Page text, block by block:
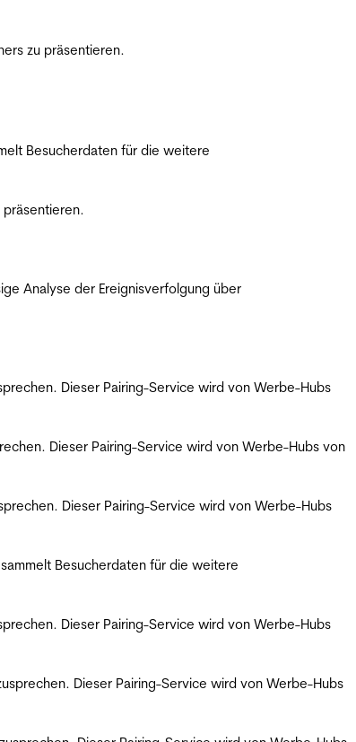
zu präsentieren.
Besucherdaten für die weitere
Analyse der Ereignisverfolgung über
Dieser Pairing-Service wird von Werbe-Hubs
Dieser Pairing-Service wird von Werbe-Hubs von
Dieser Pairing-Service wird von Werbe-Hubs
Besucherdaten für die weitere
Dieser Pairing-Service wird von Werbe-Hubs
Dieser Pairing-Service wird von Werbe-Hubs